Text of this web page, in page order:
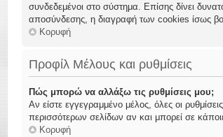
συνδεδεμένοι στο σύστημα. Επίσης δίνει
αποσύνδεσης, η διαγραφή των cookies ίσως
Κορυφή
Προφίλ Μέλους και ρυθμίσεις
Πώς μπορώ να αλλάξω τις ρυθμίσεις μου;
Αν είστε εγγεγραμμένο μέλος, όλες οι
περισσότερων σελίδων αν και μπορεί σε
Κορυφή